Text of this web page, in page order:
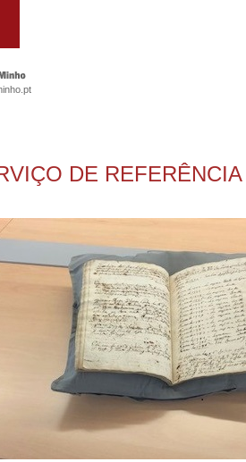
DE